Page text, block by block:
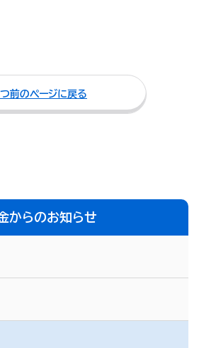
つ前のページに戻る
からのお知らせ